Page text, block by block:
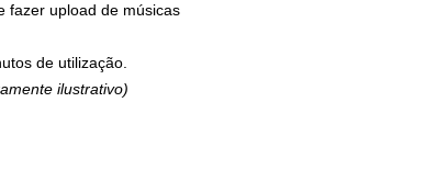
fazer upload de músicas
de utilização.
ilustrativo)